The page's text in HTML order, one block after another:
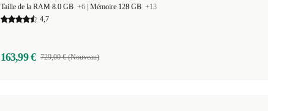
Taille de la RAM 8.0 GB +6 Mémoire 128 GB +13
4,7
163,99 € 729,00 € (Nouveau)